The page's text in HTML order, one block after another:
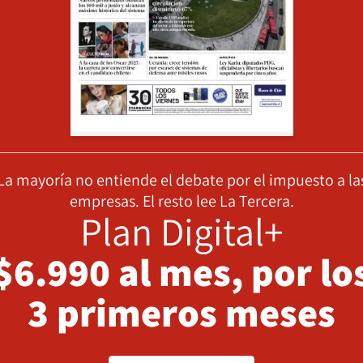
mayoría no entiende el debate por el impuesto a
empresas. El resto lee La Tercera.
Plan Digital+
al mes, por
3 primeros meses